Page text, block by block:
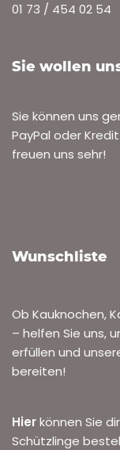
01 73 / 454 02 54
Sie wollen
Sie können uns
PayPal oder
freuen uns sehr!
Wunschliste
Ob Kauknochen,
– helfen Sie uns,
erfüllen und
bereiten!
Hierkönnen Sie
Schützlinge